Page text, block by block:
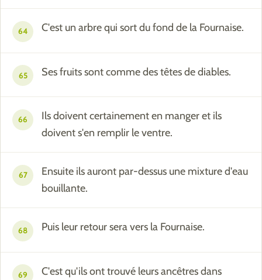
64 C'est un arbre qui sort du fond de la Fournaise.
65 Ses fruits sont comme des têtes de diables.
66
Ils doivent certainement en manger et ils
doivent s'en remplir le ventre.
67
Ensuite ils auront par-dessus une mixture d'eau
bouillante.
68 Puis leur retour sera vers la Fournaise.
69
C'est qu'ils ont trouvé leurs ancêtres dans